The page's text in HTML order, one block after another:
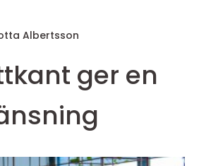
Albertsson
ger en